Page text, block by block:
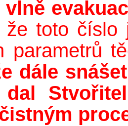
vlně
že toto číslo
parametrů
dále